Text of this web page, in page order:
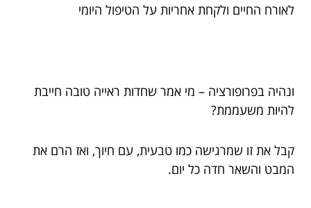
לאורח החיים ולקחת אחריות על הטיפול היומי
ונהיה בפרופורציה – מי אמר שחדות ראייה טובה חייבת
להיות משעממת?
קבל את זו שמרגישה כמו טבעית, עם חיוך, ואז הרם את
המבט והשאר חדה כל יום.